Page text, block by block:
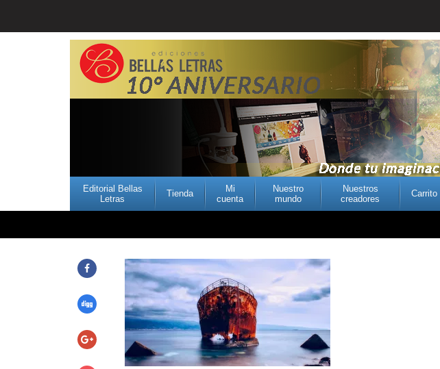
Editorial Bellas
Letras
Tienda
Mi
cuenta
Nuestro
mundo
Nuestros
creadores
Carrito